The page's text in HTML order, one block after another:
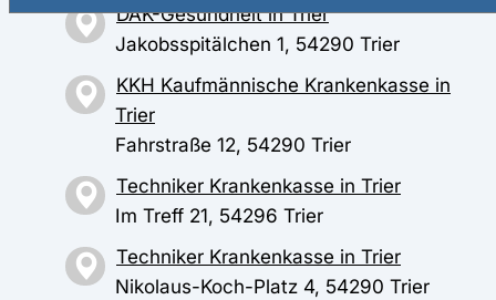
DAK-Gesundheit in Trier
Jakobsspitälchen 1, 54290 Trier
KKH Kaufmännische Krankenkasse in
Trier
Fahrstraße 12, 54290 Trier
Techniker Krankenkasse in Trier
Im Treff 21, 54296 Trier
Techniker Krankenkasse in Trier
Nikolaus-Koch-Platz 4, 54290 Trier